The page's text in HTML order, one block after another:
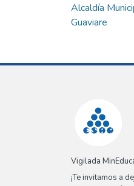
Alcaldía
Guaviare
Vigilada
¡Te invitamos a